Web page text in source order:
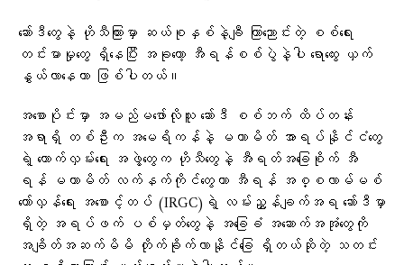
ဆော်ဒီတွေနဲ့ ဟိုသီကြားမှာ ဆယ်စုနှစ်နဲ့ချီ ကြာညောင်းတဲ့ စစ်ရေး
တင်းမာမှုတွေ ရှိနေပြီး အခုတော့ အီရန်စစ်ပွဲနဲ့ပါ ရောထွေး ယှက်
နွှယ်လာနေတာ ဖြစ်ပါတယ်။
အစောပိုင်းမှာ အမည်မဖော်လိုသူ ဆော်ဒီ စစ်ဘက် ထိပ်တန်း
အရာရှိ တစ်ဦးက အမေရိကန်နဲ့ မဟာမိတ် အာရပ်နိုင်ငံတွေ
ရဲ့ ထောက်လှမ်းရေး အဖွဲ့တွေက ဟိုသီတွေနဲ့ အီရတ်အခြေစိုက် အီ
ရန် မဟာမိတ် လက်နက်ကိုင်တွေဟာ အီရန် အစ္စလာမ်မစ်
တော်လှန်ရေး အစောင့်တပ် (IRGC)ရဲ့ လမ်းညွှန်ချက်အရ ဆော်ဒီမှာ
ရှိတဲ့ အရပ်ဖက် ပစ်မှတ်တွေနဲ့ အခြေခံ အဆောက်အအုံတွေကို
အချိတ်အဆက်မိမိ တိုက်ခိုက်လာနိုင်ခြေ ရှိတယ်ဆိုတဲ့ သတင်း